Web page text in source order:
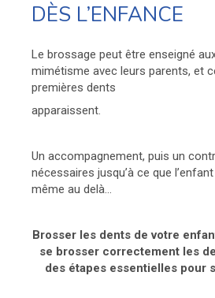
DÈS L’ENFANCE
Le brossage peut être enseigné
mimétisme avec leurs parents, et
premières dents
apparaissent.
Un accompagnement, puis un
nécessaires jusqu’à ce que
même au delà…
Brosser les dents de votre
se brosser correctement les
des étapes essentielles pour